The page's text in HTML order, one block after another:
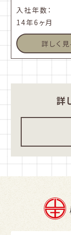
入社年数：
14年6ヶ月
詳しく見
詳